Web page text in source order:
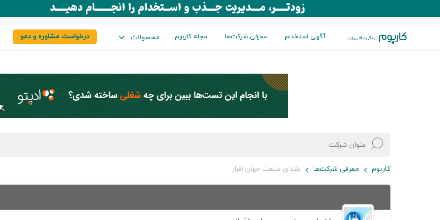
آگهی استخدام معرفی شرکت‌ها مجله کاربوم محصولات درخواست مشاوره و دمو
کاربوم معرفی شرکت‌ها بلندای صنعت جهان افراز